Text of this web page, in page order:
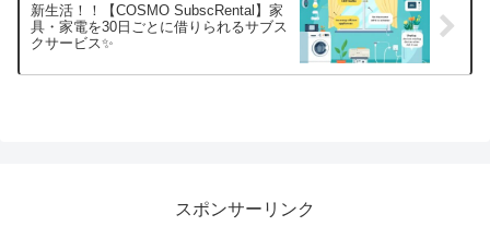
新生活！！【COSMO SubscRental】家
具・家電を30日ごとに借りられるサブス
クサービス✨
スポンサーリンク